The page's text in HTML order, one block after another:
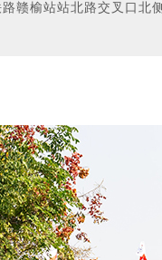
赣榆站站北路交叉口北